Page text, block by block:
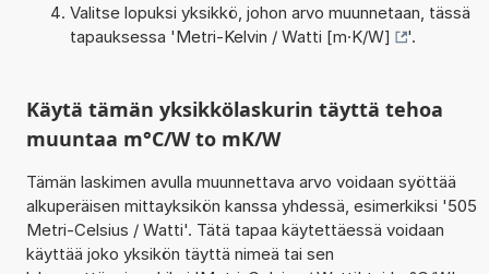
Valitse lopuksi yksikkö, johon arvo muunnetaan, tässä
tapauksessa 'Metri-Kelvin / Watti [m·K/W] '.
Käytä tämän yksikkölaskurin täyttä tehoa
muuntaa m°C/W to mK/W
Tämän laskimen avulla muunnettava arvo voidaan syöttää
alkuperäisen mittayksikön kanssa yhdessä, esimerkiksi '505
Metri-Celsius / Watti'. Tätä tapaa käytettäessä voidaan
käyttää joko yksikön täyttä nimeä tai sen